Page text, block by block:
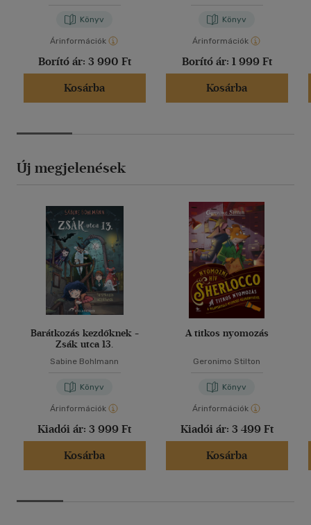
Könyv
Árinformációk
Borító ár: 3 990 Ft
Kosárba
Könyv
Árinformációk
Borító ár: 1 999 Ft
Kosárba
Új megjelenések
Barátkozás kezdőknek -
Zsák utca 13.
Sabine Bohlmann
Könyv
Árinformációk
Kiadói ár: 3 999 Ft
Kosárba
A titkos nyomozás
Geronimo Stilton
Könyv
Árinformációk
Kiadói ár: 3 499 Ft
Kosárba